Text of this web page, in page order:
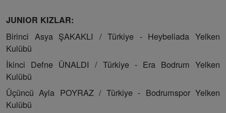
JUNIOR KIZLAR:
Birinci Asya ŞAKAKLI / Türkiye - Heybeliada Yelken
Kulübü
İkinci Defne ÜNALDI / Türkiye - Era Bodrum Yelken
Kulübü
Üçüncü Ayla POYRAZ / Türkiye - Bodrumspor Yelken
Kulübü